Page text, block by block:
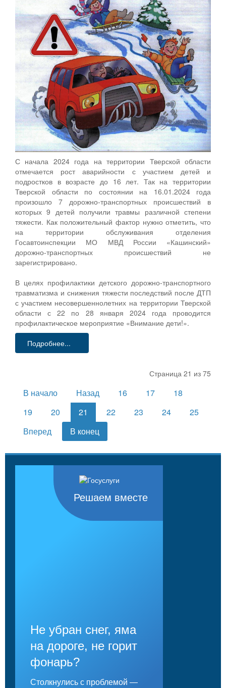
С начала 2024 года на территории Тверской области
отмечается рост аварийности с участием детей и
подростков в возрасте до 16 лет. Так на территории
Тверской области по состоянии на 16.01.2024 года
произошло 7 дорожно-транспортных происшествий в
которых 9 детей получили травмы различной степени
тяжести. Как положительный фактор нужно отметить, что
на территории обслуживания отделения
Госавтоинспекции МО МВД России «Кашинский»
дорожно-транспортных происшествий не
зарегистрировано.
В целях профилактики детского дорожно-транспортного
травматизма и снижения тяжести последствий после ДТП
с участием несовершеннолетних на территории Тверской
области с 22 по 28 января 2024 года проводится
профилактическое мероприятие «Внимание дети!».
Подробнее...
Страница 21 из 75
В начало Назад 16 17
18
19
20 21 22 23 24
25
Вперед
В конец
Решаем вместе
Не убран снег, яма
на дороге, не горит
фонарь?
Столкнулись с проблемой —